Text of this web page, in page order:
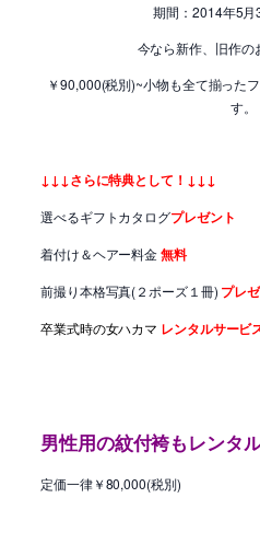
期間：2014年5月
今なら新作、旧作の
￥90,000(税別)~小物も全て揃った
す。
↓↓↓さらに特典として！↓↓↓
選べるギフトカタログプレゼント
着付け＆ヘアー料金無料
前撮り本格写真(２ポーズ１冊) プレ
卒業式時の女ハカマ レンタルサービ
男性用の紋付袴もレンタ
定価一律￥80,000(税別)